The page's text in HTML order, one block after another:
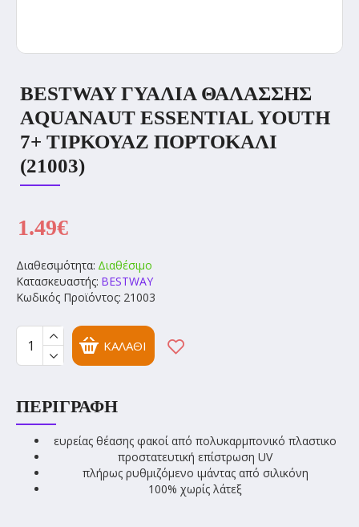
BESTWAY ΓΥΑΛΙΑ ΘΑΛΑΣΣΗΣ
AQUANAUT ESSENTIAL YOUTH
7+ ΤΙΡΚΟΥΑΖ ΠΟΡΤΟΚΑΛΙ
(21003)
Διαθεσιμότητα: Διαθέσιμο
Κατασκευαστής: BESTWAY
Κωδικός Προϊόντος: 21003
1.49€
ΚΑΛΆΘΙ
ΠΕΡΙΓΡΑΦΉ
ευρείας θέασης φακοί από πολυκαρμπονικό πλαστικο
προστατευτική επίστρωση UV
πλήρως ρυθμιζόμενο ιμάντας από σιλικόνη
100% χωρίς λάτεξ